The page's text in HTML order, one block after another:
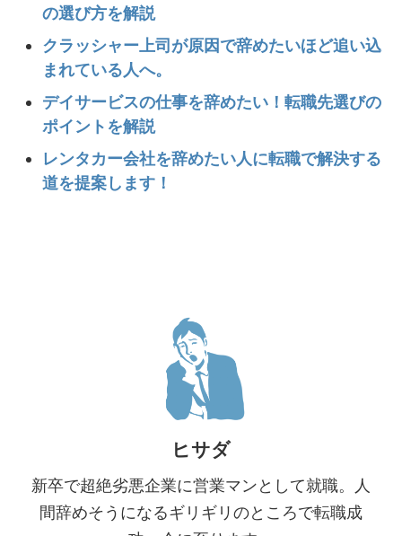
の選び方を解説
クラッシャー上司が原因で辞めたいほど追い込
まれている人へ。
デイサービスの仕事を辞めたい！転職先選びの
ポイントを解説
レンタカー会社を辞めたい人に転職で解決する
道を提案します！
ヒサダ
新卒で超絶劣悪企業に営業マンとして就職。人
間辞めそうになるギリギリのところで転職成